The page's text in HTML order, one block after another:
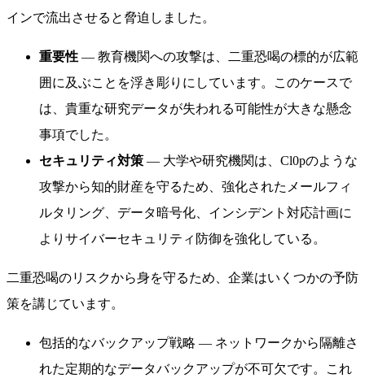
インで流出させると脅迫しました。
重要性 — 教育機関への攻撃は、二重恐喝の標的が広範
囲に及ぶことを浮き彫りにしています。このケースで
は、貴重な研究データが失われる可能性が大きな懸念
事項でした。
セキュリティ対策 — 大学や研究機関は、Cl0pのような
攻撃から知的財産を守るため、強化されたメールフィ
ルタリング、データ暗号化、インシデント対応計画に
よりサイバーセキュリティ防御を強化している。
二重恐喝のリスクから身を守るため、企業はいくつかの予防
策を講じています。
包括的なバックアップ戦略 — ネットワークから隔離さ
れた定期的なデータバックアップが不可欠です。これ